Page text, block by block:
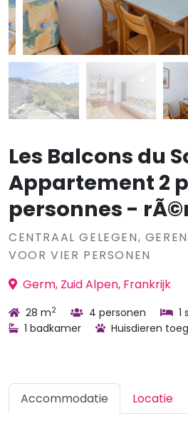
Les Balcons du
Appartement 2
personnes -
CENTRAAL GELEGEN,
VOOR VIER PERSONEN
Germ, Zuid Alpen, Frankrijk
28 m2 4 personen
1
1 badkamer
Huisdieren
Accommodatie Locatie